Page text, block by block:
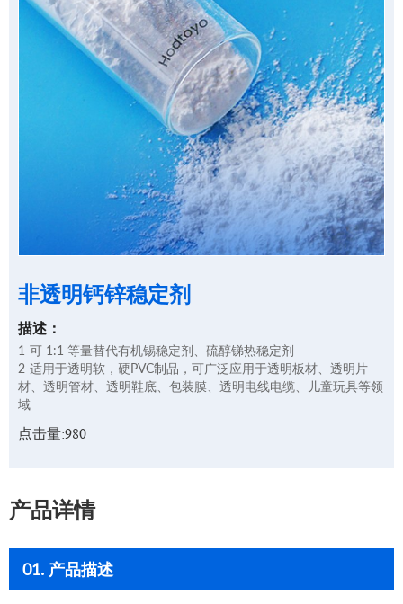
非透明钙锌稳定剂
描述：
1-可 1:1 等量替代有机锡稳定剂、硫醇锑热稳定剂
2-适用于透明软，硬PVC制品，可广泛应用于透明板材、透明片
材、透明管材、透明鞋底、包装膜、透明电线电缆、儿童玩具等领
域
点击量:980
产品详情
01. 产品描述